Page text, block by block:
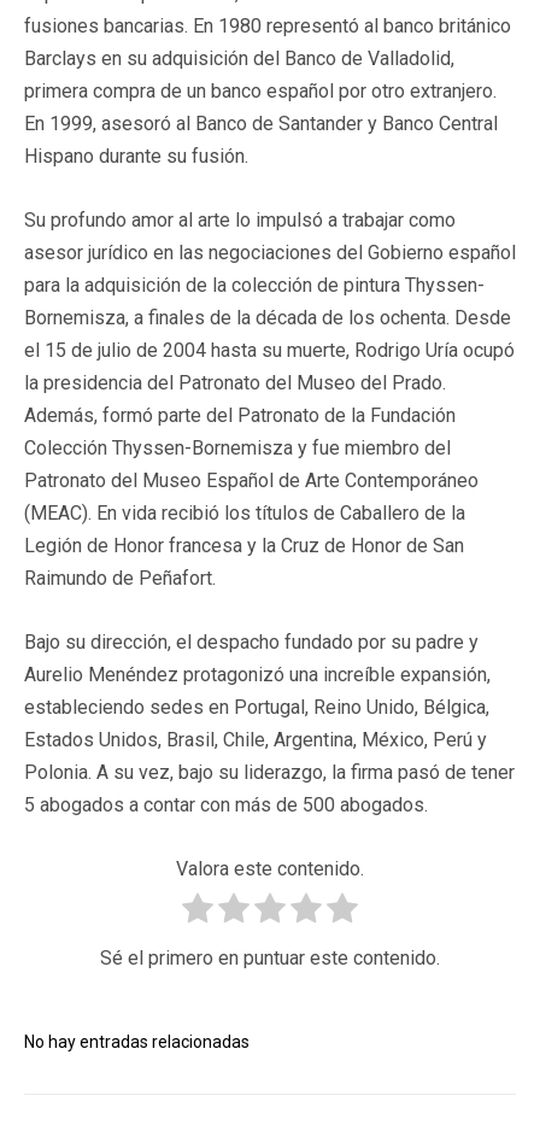
fusiones bancarias. En 1980 representó al banco británico
Barclays en su adquisición del Banco de Valladolid,
primera compra de un banco español por otro extranjero.
En 1999, asesoró al Banco de Santander y Banco Central
Hispano durante su fusión.
Su profundo amor al arte lo impulsó a trabajar como
asesor jurídico en las negociaciones del Gobierno español
para la adquisición de la colección de pintura Thyssen-
Bornemisza, a finales de la década de los ochenta. Desde
el 15 de julio de 2004 hasta su muerte, Rodrigo Uría ocupó
la presidencia del Patronato del Museo del Prado.
Además, formó parte del Patronato de la Fundación
Colección Thyssen-Bornemisza y fue miembro del
Patronato del Museo Español de Arte Contemporáneo
(MEAC). En vida recibió los títulos de Caballero de la
Legión de Honor francesa y la Cruz de Honor de San
Raimundo de Peñafort.
Bajo su dirección, el despacho fundado por su padre y
Aurelio Menéndez protagonizó una increíble expansión,
estableciendo sedes en Portugal, Reino Unido, Bélgica,
Estados Unidos, Brasil, Chile, Argentina, México, Perú y
Polonia. A su vez, bajo su liderazgo, la firma pasó de tener
5 abogados a contar con más de 500 abogados.
Valora este contenido.
Sé el primero en puntuar este contenido.
No hay entradas relacionadas